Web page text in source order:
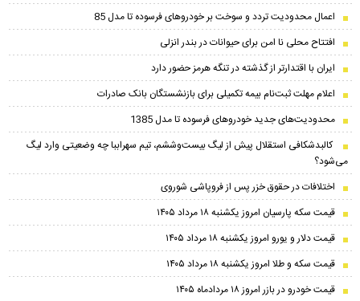
اعمال محدودیت تردد و سوخت‌ بر خودروهای فرسوده تا مدل 85
افتتاح محلی نا امن برای حیوانات در بندر انزلی
ایران با اقتدارتر از گذشته در تنگه هرمز حضور دارد
اعلام مهلت ثبت‌نام بیمه تکمیلی برای بازنشستگان بانک صادرات
محدودیت‌های جدید خودروهای فرسوده تا مدل 1385
کالبدشکافی استقلال پیش از لیگ بیست‌و‌ششم، تیم سهراببا چه وضعیتی وارد لیگ
می‌شود؟
اختلافات در حقوق خزر پس از فروپاشی شوروی
قیمت سکه پارسیان امروز یکشنبه ۱۸ مرداد ۱۴۰۵
قیمت دلار و یورو امروز یکشنبه ۱۸ مرداد ۱۴۰۵
قیمت سکه و طلا امروز یکشنبه ۱۸ مرداد ۱۴۰۵
قیمت خودرو در بازر امروز ۱۸ مردادماه ۱۴۰۵